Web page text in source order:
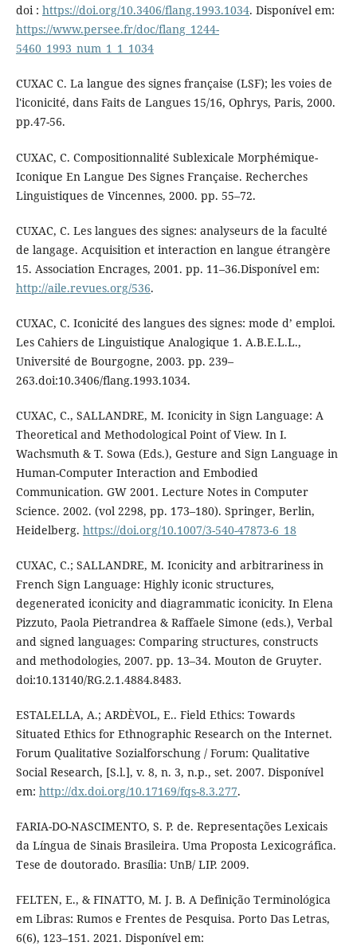
doi : https://doi.org/10.3406/flang.1993.1034. Disponível em:
https://www.persee.fr/doc/flang_1244-
5460_1993_num_1_1_1034
CUXAC C. La langue des signes française (LSF); les voies de
l'iconicité, dans Faits de Langues 15/16, Ophrys, Paris, 2000.
pp.47-56.
CUXAC, C. Compositionnalité Sublexicale Morphémique-
Iconique En Langue Des Signes Française. Recherches
Linguistiques de Vincennes, 2000. pp. 55–72.
CUXAC, C. Les langues des signes: analyseurs de la faculté
de langage. Acquisition et interaction en langue étrangère
15. Association Encrages, 2001. pp. 11–36.Disponível em:
http://aile.revues.org/536.
CUXAC, C. Iconicité des langues des signes: mode d’ emploi.
Les Cahiers de Linguistique Analogique 1. A.B.E.L.L.,
Université de Bourgogne, 2003. pp. 239–
263.doi:10.3406/flang.1993.1034.
CUXAC, C., SALLANDRE, M. Iconicity in Sign Language: A
Theoretical and Methodological Point of View. In I.
Wachsmuth & T. Sowa (Eds.), Gesture and Sign Language in
Human-Computer Interaction and Embodied
Communication. GW 2001. Lecture Notes in Computer
Science. 2002. (vol 2298, pp. 173–180). Springer, Berlin,
Heidelberg. https://doi.org/10.1007/3-540-47873-6_18
CUXAC, C.; SALLANDRE, M. Iconicity and arbitrariness in
French Sign Language: Highly iconic structures,
degenerated iconicity and diagrammatic iconicity. In Elena
Pizzuto, Paola Pietrandrea & Raffaele Simone (eds.), Verbal
and signed languages: Comparing structures, constructs
and methodologies, 2007. pp. 13–34. Mouton de Gruyter.
doi:10.13140/RG.2.1.4884.8483.
ESTALELLA, A.; ARDÈVOL, E.. Field Ethics: Towards
Situated Ethics for Ethnographic Research on the Internet.
Forum Qualitative Sozialforschung / Forum: Qualitative
Social Research, [S.l.], v. 8, n. 3, n.p., set. 2007. Disponível
em: http://dx.doi.org/10.17169/fqs-8.3.277.
FARIA-DO-NASCIMENTO, S. P. de. Representações Lexicais
da Língua de Sinais Brasileira. Uma Proposta Lexicográfica.
Tese de doutorado. Brasília: UnB/ LIP. 2009.
FELTEN, E., & FINATTO, M. J. B. A Definição Terminológica
em Libras: Rumos e Frentes de Pesquisa. Porto Das Letras,
6(6), 123–151. 2021. Disponível em: